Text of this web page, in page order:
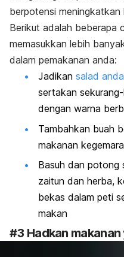
berpotensi meningkatkan
Berikut adalah beberapa
memasukkan lebih
dalam pemakanan anda:
Jadikan salad
sertakan
dengan warna
Tambahkan buah
makanan
Basuh dan potong
zaitun dan herba,
bekas dalam peti
makan
#3 Hadkan